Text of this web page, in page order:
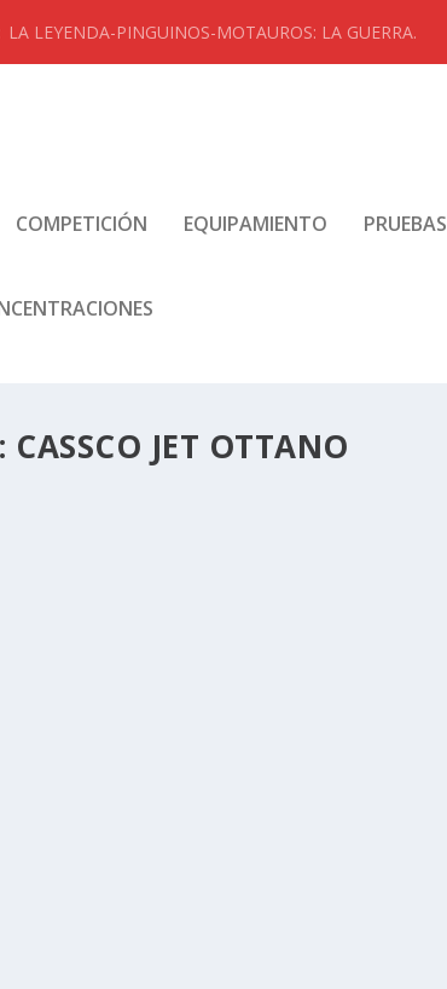
LA LEYENDA-PINGUINOS-MOTAUROS: LA GUERRA.
COMPETICIÓN EQUIPAMIENTO PRUEBAS
CASSCO JET OTTANO